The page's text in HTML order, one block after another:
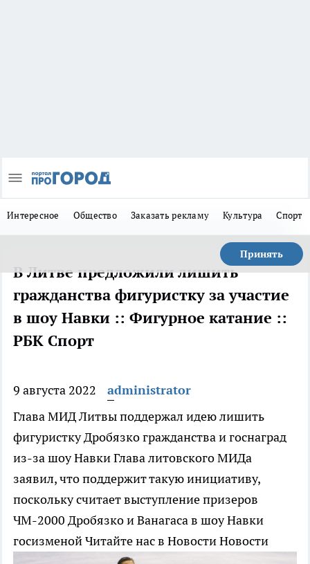
Интересное Общество Заказать рекламу Культура Спорт
Принять
В Литве предложили лишить
гражданства фигуристку за участие
в шоу Навки :: Фигурное катание ::
РБК Спорт
9 августа 2022
administrator
Глава МИД Литвы поддержал идею лишить
фигуристку Дробязко гражданства и госнаград
из-за шоу НавкиГлава литовского МИДа
заявил, что поддержит такую инициативу,
поскольку считает выступление призеров
ЧМ-2000 Дробязко и Ванагаса в шоу Навки
госизменойЧитайте нас в Новости Новости